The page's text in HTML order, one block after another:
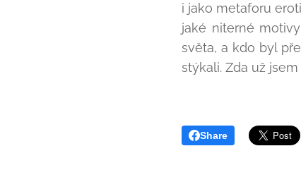
i jako metaforu
jaké niterné
světa, a kdo byl
stýkali. Zda už
Share